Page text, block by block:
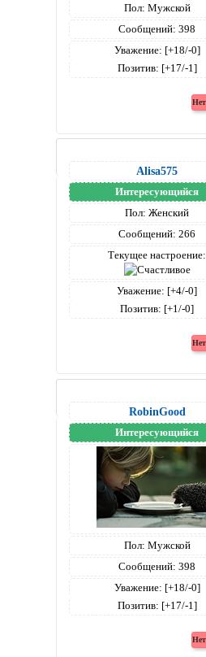
Пол: Мужской
Сообщений: 398
Уважение: [+18/-0]
Позитив: [+17/-1]
Alisa575
Интересующийся
Пол: Женский
Сообщений: 266
Текущее настроение:
Уважение: [+4/-0]
Позитив: [+1/-0]
RobinGood
Интересующийся
Пол: Мужской
Сообщений: 398
Уважение: [+18/-0]
Позитив: [+17/-1]